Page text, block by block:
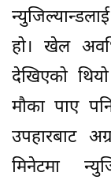
हो। खेल
देखिएको
मौका पाए
उपहारबाट
मिनेटमा